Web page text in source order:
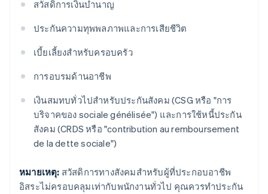
สวัสดิการเงินบํานาญ
ประกันความทุพพลภาพและการเสียชีวิต
เบี้ยเลี้ยงสําหรับครอบครัว
การอบรมด้านอาชีพ
เงินสมทบทั่วไปสำหรับประกันสังคม (CSG หรือ "การ
บริจาคของ sociale génélisée") และการใช้หนี้ประกัน
สังคม (CRDS หรือ "contribution au remboursement
de la dette sociale")
หมายเหตุ: สวัสดิการทางสังคมสําหรับผู้ที่ประกอบอาชีพ
อิสระไม่ครอบคลุมเท่ากับพนักงานทั่วไป คุณควรทําประกัน